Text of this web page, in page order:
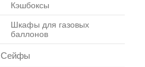
Кэшбоксы
Шкафы для газовых
баллонов
Сейфы